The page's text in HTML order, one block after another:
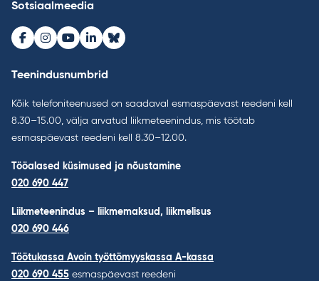
Sotsiaalmeedia
Facebook
Instagram
Youtube
LinkedInBluesky
Teenindusnumbrid
Kõik telefoniteenused on saadaval esmaspäevast reedeni kell
8.30–15.00, välja arvatud liikmeteenindus, mis töötab
esmaspäevast reedeni kell 8.30–12.00.
Tööalased küsimused ja nõustamine
020 690 447
Liikmeteenindus – liikmemaksud, liikmelisus
020 690 446
Töötukassa Avoin työttömyyskassa A-kassa
020 690 455 esmaspäevast reedeni